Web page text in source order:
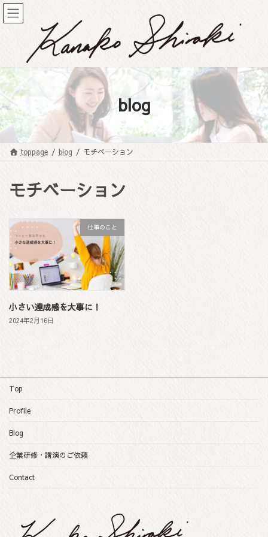
コ
ン
へ
ス
キ
ッ
プ
ナ
ビ
ョ
ン
に
移
動
blog
toppage blog モチベーション
モチベーション
仕事のこと
小さい達成感を大事に！
2024年2月16日
Top
Profile
Blog
企業研修・講演のご依頼
Contact